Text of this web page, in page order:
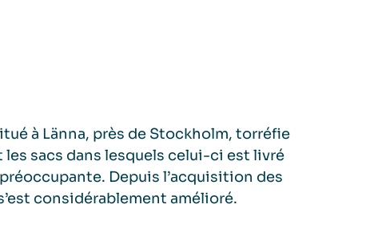
à Länna, près de Stockholm, torréfie
sacs dans lesquels celui-ci est livré
Depuis l’acquisition des
considérablement amélioré.